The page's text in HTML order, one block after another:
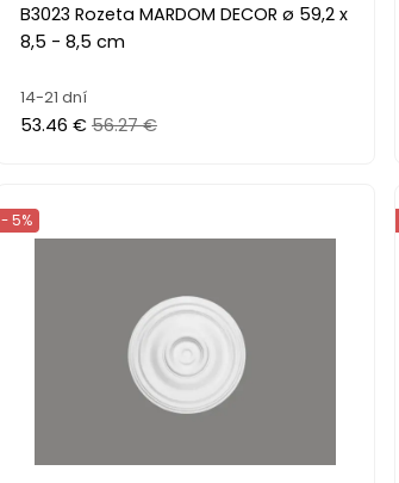
B3023 Rozeta MARDOM DECOR ø 59,2 x
8,5 - 8,5 cm
14-21 dní
53.46 € 56.27 €
- 5%